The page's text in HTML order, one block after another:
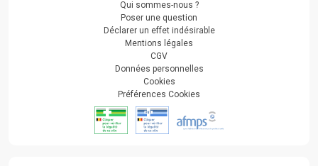
Qui sommes-nous ?
Poser une question
Déclarer un effet indésirable
Mentions légales
CGV
Données personnelles
Cookies
Préférences Cookies